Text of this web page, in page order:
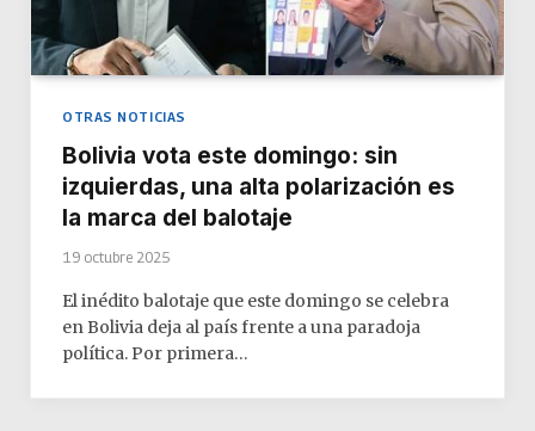
OTRAS NOTICIAS
Bolivia vota este domingo: sin
izquierdas, una alta polarización es
la marca del balotaje
19 octubre 2025
El inédito balotaje que este domingo se celebra
en Bolivia deja al país frente a una paradoja
política. Por primera…